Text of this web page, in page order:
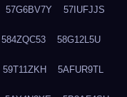
57G6BV7Y 57IUFJJS
584ZQC53 58G12L5U
59T11ZKH 5AFUR9TL